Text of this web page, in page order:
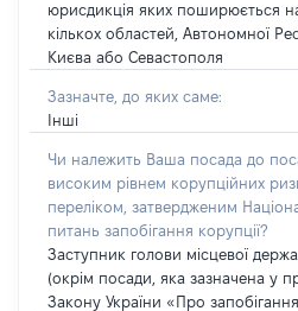
юрисдикція яких поширюється
кількох областей, Автономної
Києва або Севастополя
Зазначте, до яких саме:
Інші
Чи належить Ваша посада до
високим рівнем корупційних
переліком, затвердженим
питань запобігання корупції?
Заступник голови місцевої
(окрім посади, яка зазначена у
Закону України «Про